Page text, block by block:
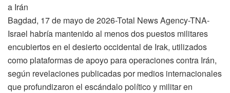
a Irán
Bagdad, 17 de mayo de 2026-Total News Agency-TNA-
Israel habría mantenido al menos dos puestos militares
encubiertos en el desierto occidental de Irak, utilizados
como plataformas de apoyo para operaciones contra Irán,
según revelaciones publicadas por medios internacionales
que profundizaron el escándalo político y militar en